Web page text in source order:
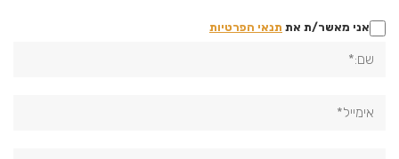
אני מאשר/ת את תנאי הפרטיות